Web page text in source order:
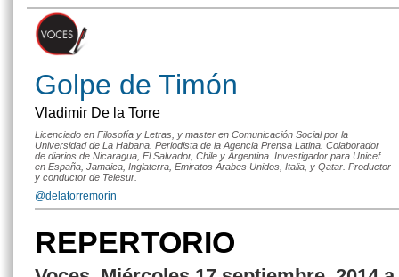
Golpe de Timón
Vladimir De la Torre
Licenciado en Filosofía y Letras, y master en Comunicación Social por la
Universidad de La Habana. Periodista de la Agencia Prensa Latina. Colaborador
de diarios de Nicaragua, El Salvador, Chile y Argentina. Investigador para Unicef
en España, Jamaica, Inglaterra, Emiratos Árabes Unidos, Italia, y Qatar. Productor
y conductor de Telesur.
@delatorremorin
REPERTORIO